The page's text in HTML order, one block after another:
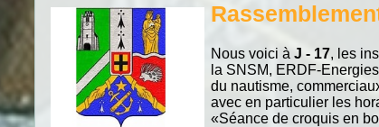
Nous voici à J - 17, les
la SNSM, ERDF-
du nautisme,
avec en particulier les
«Séance de croquis en